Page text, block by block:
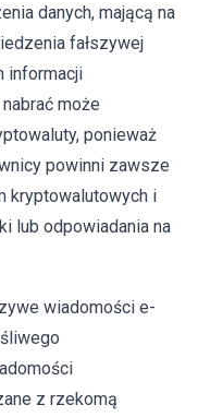
danych, mającą na
fałszywej
informacji
może
ponieważ
powinni zawsze
kryptowalutowych i
lub odpowiadania na
wiadomości e-
z rzekomą